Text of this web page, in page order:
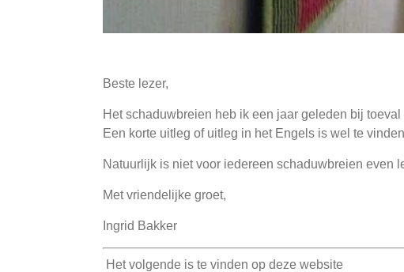
Beste lezer,
Het schaduwbreien heb ik een jaar geleden bij
Een korte uitleg of uitleg in het Engels is wel te
Natuurlijk is niet voor iedereen schaduwbreien even
Met vriendelijke groet,
Ingrid Bakker
Het volgende is te vinden op deze website